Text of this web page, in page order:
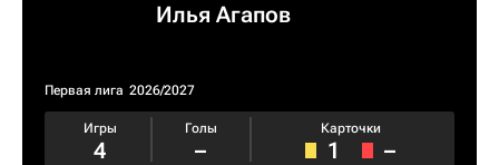
Илья Агапов
Первая лига 2026/2027
Игры
4
Голы
–
Карточки
1 –